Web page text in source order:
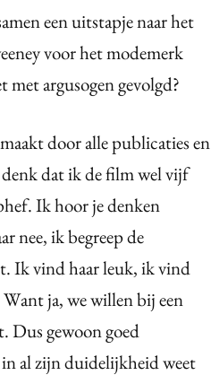
een uitstapje naar het
voor het modemerk
argusogen gevolgd?
door alle publicaties en
dat ik de film wel vijf
Ik hoor je denken
nee, ik begreep de
Ik vind haar leuk, ik vind
ja, we willen bij een
Dus gewoon goed
al zijn duidelijkheid weet